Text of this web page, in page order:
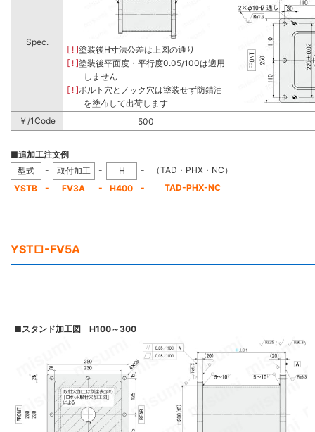
Spec.
[ ! ]塗装後H寸法公差は上図の通り
[ ! ]塗装後平面度・平行度0.05/100は適用
しません
[ ! ]ボルト穴とノック穴は塗装せず防錆油
を塗布して出荷します
￥/1Code 500
■追加工注文例
型式
- 取付加工 - H -
（TAD・PHX・NC）
YSTB
- FV3A - H400 - TAD-PHX-NC
YST□-FV5A
■スタンド加工図 H100～300